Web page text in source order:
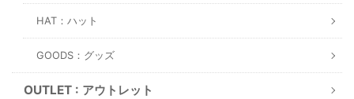
HAT：ハット
GOODS：グッズ
OUTLET : アウトレット